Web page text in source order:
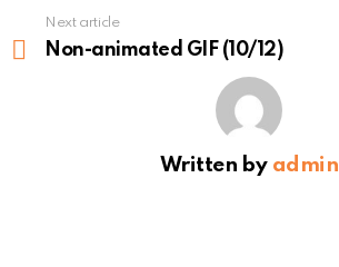
Next article
Non-animated GIF (10/12)
Written by admin